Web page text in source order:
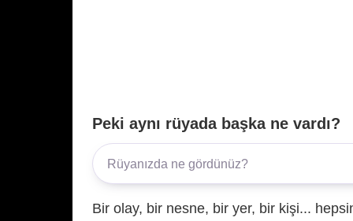
Peki aynı rüyada başka ne vardı?
Bir olay, bir nesne, bir yer, bir kişi...